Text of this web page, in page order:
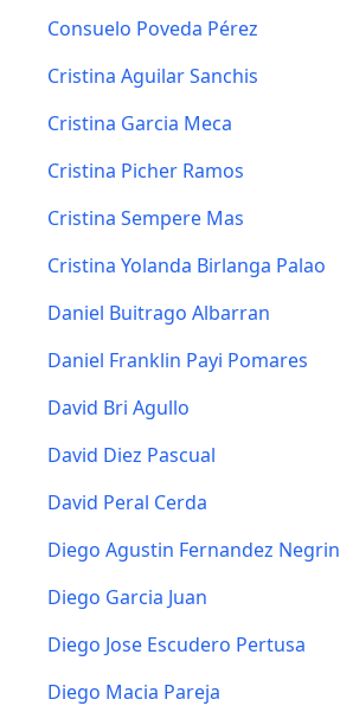
Consuelo Poveda Pérez
Cristina Aguilar Sanchis
Cristina Garcia Meca
Cristina Picher Ramos
Cristina Sempere Mas
Cristina Yolanda Birlanga Palao
Daniel Buitrago Albarran
Daniel Franklin Payi Pomares
David Bri Agullo
David Diez Pascual
David Peral Cerda
Diego Agustin Fernandez Negrin
Diego Garcia Juan
Diego Jose Escudero Pertusa
Diego Macia Pareja